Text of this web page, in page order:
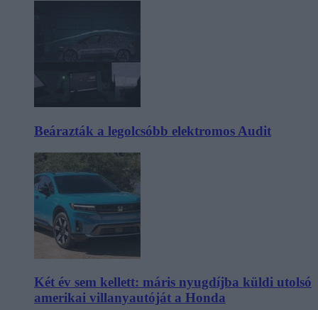
Beárazták a legolcsóbb elektromos Audit
Két év sem kellett: máris nyugdíjba küldi utolsó
amerikai villanyautóját a Honda